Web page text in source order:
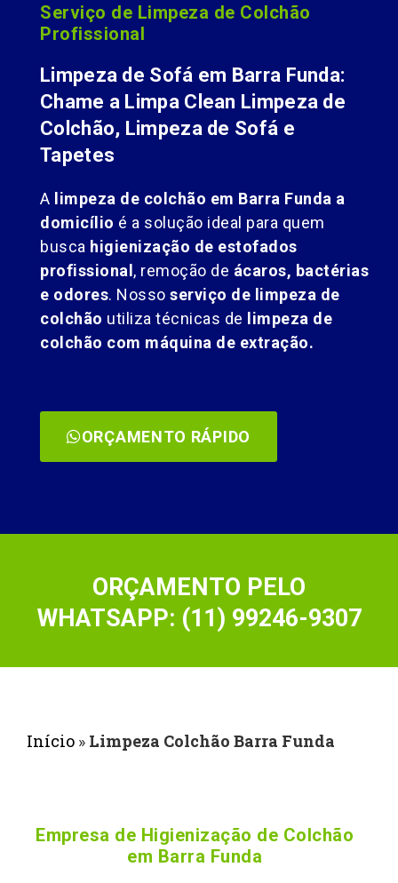
Serviço de Limpeza de Colchão
Profissional
Limpeza de Sofá em Barra Funda:
Chame a Limpa Clean Limpeza de
Colchão, Limpeza de Sofá e
Tapetes
A limpeza de colchão em Barra Funda a
domicílio é a solução ideal para quem
busca higienização de estofados
profissional, remoção de ácaros, bactérias
e odores. Nosso serviço de limpeza de
colchão utiliza técnicas de limpeza de
colchão com máquina de extração.
ORÇAMENTO RÁPIDO
ORÇAMENTO PELO
WHATSAPP: (11) 99246-9307
Início » Limpeza Colchão Barra Funda
Empresa de Higienização de Colchão
em Barra Funda